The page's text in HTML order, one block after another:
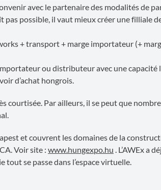
avec le partenaire des modalités de
pas possible, il vaut mieux créer une filliale
+ transport + marge importateur (+
ou distributeur avec une
d’achat hongrois.
courtisée. Par ailleurs, il se peut que
et couvrent les domaines de la
Voir site : www.hungexpo.hu . L’AWEx a
se passe dans l’espace virtuelle.